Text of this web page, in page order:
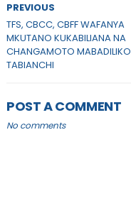
PREVIOUS
TFS, CBCC, CBFF WAFANYA
MKUTANO KUKABILIANA NA
CHANGAMOTO MABADILIKO
TABIANCHI
POST A COMMENT
No comments